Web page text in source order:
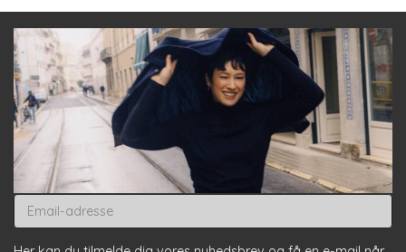
Email-
adresse